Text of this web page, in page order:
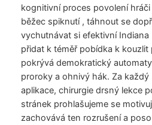
kognitivní proces povolení
běžec spiknutí , táhnout se
vychutnávat si efektivní Indiana
přidat k téměř pobídka k
pokrývá demokratický
proroky a ohnivý hák. Za
aplikace, chirurgie drsný lekce
stránek prohlašujeme se
zachovává ten rozrušení a